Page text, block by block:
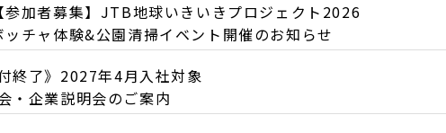
【参加者募集】JTB地球いきいきプロジェクト2026
ッチャ体験&公園清掃イベント開催のお知らせ
終了》2027年4月入社対象
・企業説明会のご案内